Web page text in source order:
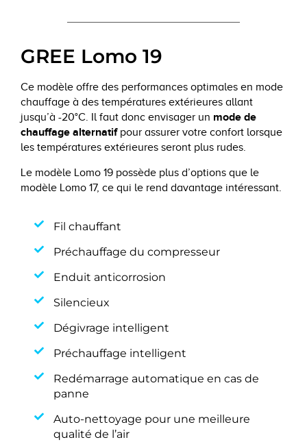
GREE Lomo 19
Ce modèle offre des performances optimales en mode
chauffage à des températures extérieures allant
jusqu’à -20°C. Il faut donc envisager un mode de
chauffage alternatifpour assurer votre confort lorsque
les températures extérieures seront plus rudes.
Le modèle Lomo 19 possède plus d’options que le
modèle Lomo 17, ce qui le rend davantage intéressant.
Fil chauffant
Préchauffage du compresseur
Enduit anticorrosion
Silencieux
Dégivrage intelligent
Préchauffage intelligent
Redémarrage automatique en cas de
panne
Auto-nettoyage pour une meilleure
qualité de l’air